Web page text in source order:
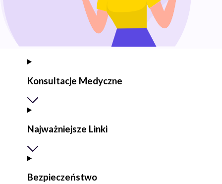
Konsultacje Medyczne
Najważniejsze Linki
Bezpieczeństwo